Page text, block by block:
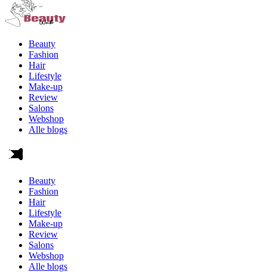
Beauty
Fashion
Hair
Lifestyle
Make-up
Review
Salons
Webshop
Alle blogs
Beauty
Fashion
Hair
Lifestyle
Make-up
Review
Salons
Webshop
Alle blogs